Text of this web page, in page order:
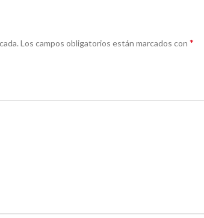
Los campos obligatorios están marcados con *